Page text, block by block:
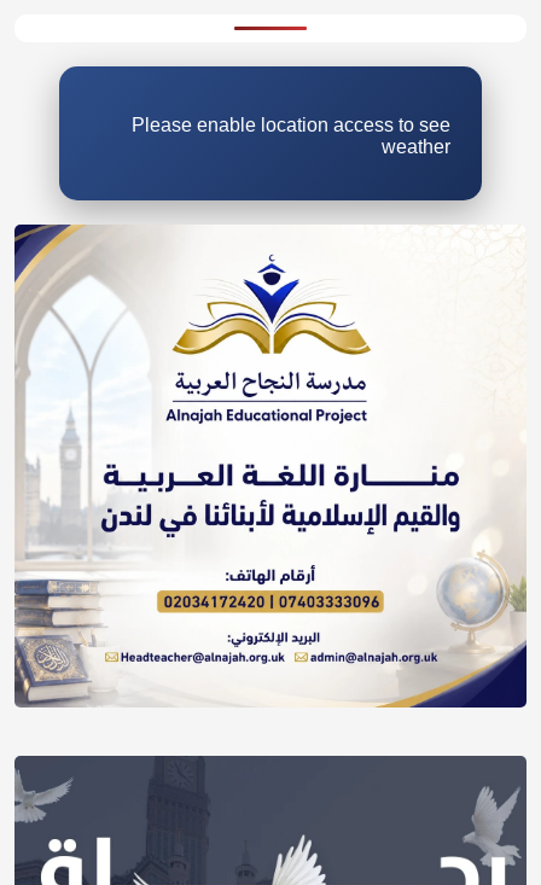
Please enable location access to see
weather